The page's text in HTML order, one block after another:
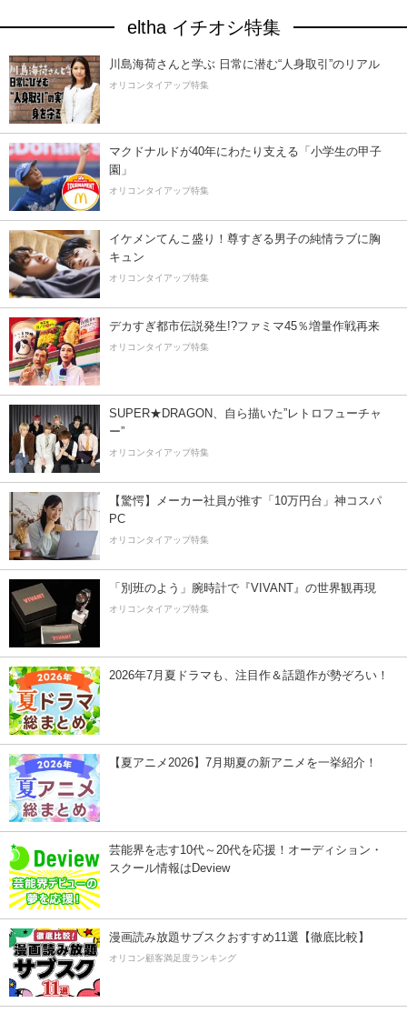
eltha イチオシ特集
川島海荷さんと学ぶ 日常に潜む“人身取引”のリアル
オリコンタイアップ特集
マクドナルドが40年にわたり支える「小学生の甲子
園」
オリコンタイアップ特集
イケメンてんこ盛り！尊すぎる男子の純情ラブに胸
キュン
オリコンタイアップ特集
デカすぎ都市伝説発生!?ファミマ45％増量作戦再来
オリコンタイアップ特集
SUPER★DRAGON、自ら描いた”レトロフューチャ
ー”
オリコンタイアップ特集
【驚愕】メーカー社員が推す「10万円台」神コスパ
PC
オリコンタイアップ特集
「別班のよう」腕時計で『VIVANT』の世界観再現
オリコンタイアップ特集
2026年7月夏ドラマも、注目作＆話題作が勢ぞろい！
【夏アニメ2026】7月期夏の新アニメを一挙紹介！
芸能界を志す10代～20代を応援！オーディション・
スクール情報はDeview
漫画読み放題サブスクおすすめ11選【徹底比較】
オリコン顧客満足度ランキング